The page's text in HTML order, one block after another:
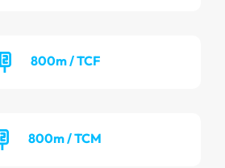
800m / TCF
800m / TCM